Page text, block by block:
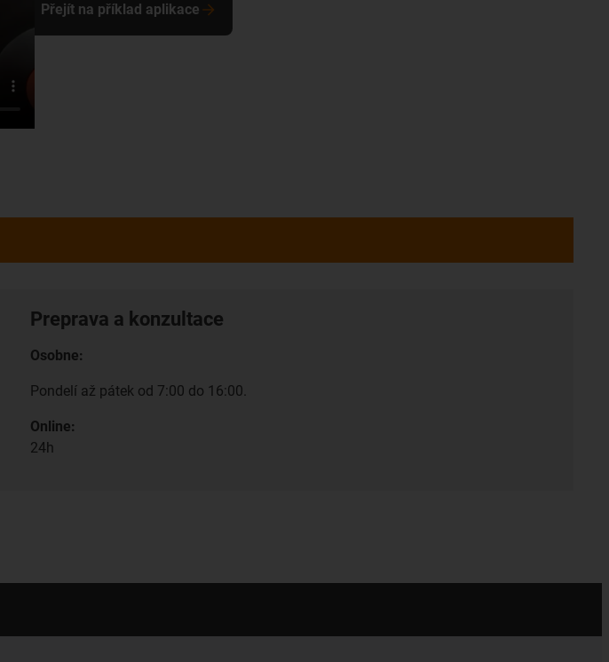
Přejít na příklad aplikace
Preprava a konzultace
Osobne:
Pondelí až pátek od 7:00 do 16:00.
Online:
24h